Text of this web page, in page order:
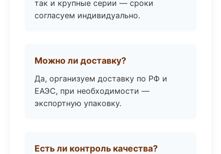
так и крупные серии — сроки
согласуем индивидуально.
Можно ли доставку?
Да, организуем доставку по РФ и
ЕАЭС, при необходимости —
экспортную упаковку.
Есть ли контроль качества?